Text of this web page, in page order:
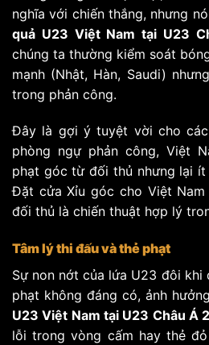
nghĩa với chiến thắng, nhưng
quả U23 Việt Nam tại U23
chúng ta thường kiểm soát
mạnh (Nhật, Hàn, Saudi)
trong phản công.
Đây là gợi ý tuyệt vời cho
phòng ngự phản công, Việt
phạt góc từ đối thủ nhưng lại
Đặt cửa Xỉu góc cho Việt
đối thủ là chiến thuật hợp lý
Tâm lý thi đấu và thẻ phạt
Sự non nớt của lứa U23 đôi khi
phạt không đáng có, ảnh
U23 Việt Nam tại U23 Châu Á
lỗi trong vòng cấm hay thẻ